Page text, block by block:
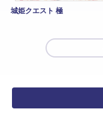
城姫クエスト 極